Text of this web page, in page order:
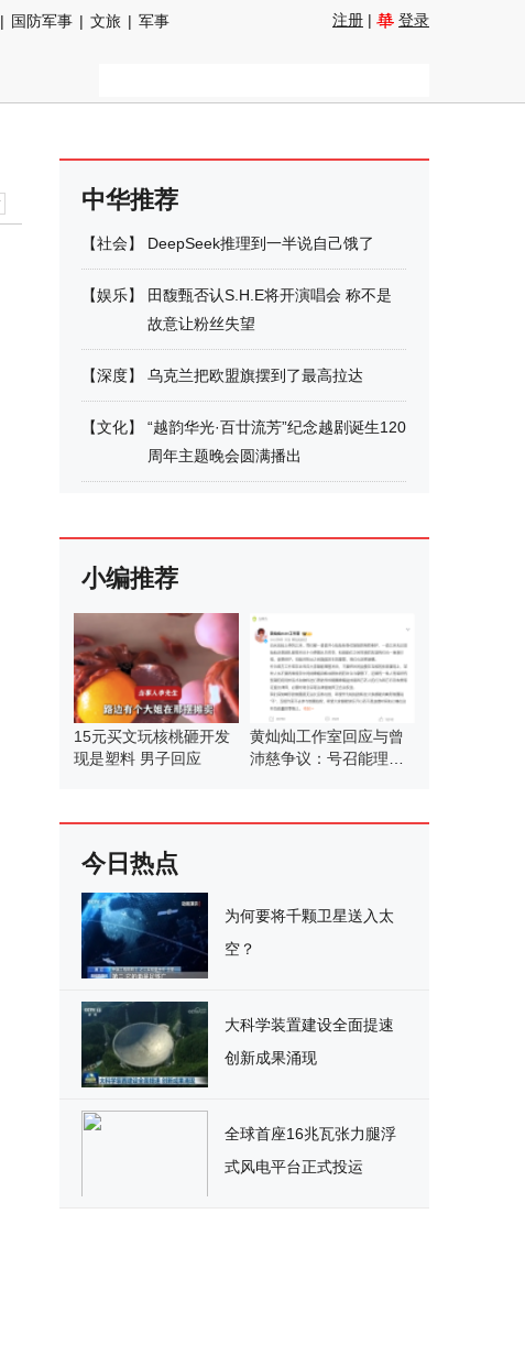
| 国防军事 | 文旅 | 军事
注册 | 登录
中华推荐
【社会】 DeepSeek推理到一半说自己饿了
【娱乐】
田馥甄否认S.H.E将开演唱会 称不是
故意让粉丝失望
【深度】 乌克兰把欧盟旗摆到了最高拉达
【文化】
“越韵华光·百廿流芳”纪念越剧诞生120
周年主题晚会圆满播出
小编推荐
15元买文玩核桃砸开发
现是塑料 男子回应
黄灿灿工作室回应与曾
沛慈争议：号召能理智
今日热点
为何要将千颗卫星送入太
空？
大科学装置建设全面提速
创新成果涌现
全球首座16兆瓦张力腿浮
式风电平台正式投运